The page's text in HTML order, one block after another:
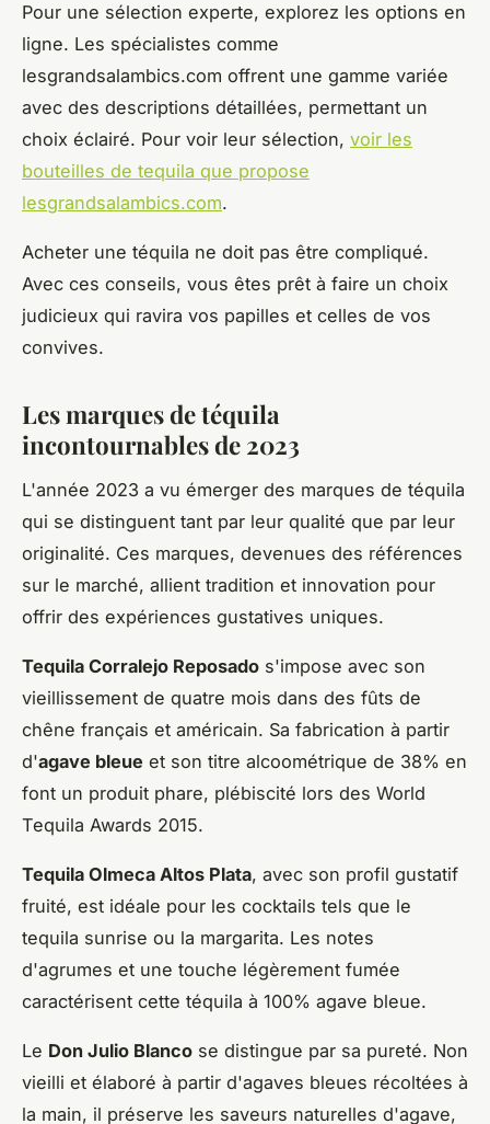
Pour une sélection experte, explorez les options en
ligne. Les spécialistes comme
lesgrandsalambics.com offrent une gamme variée
avec des descriptions détaillées, permettant un
choix éclairé. Pour voir leur sélection, voir les
bouteilles de tequila que propose
lesgrandsalambics.com.
Acheter une téquila ne doit pas être compliqué.
Avec ces conseils, vous êtes prêt à faire un choix
judicieux qui ravira vos papilles et celles de vos
convives.
Les marques de téquila
incontournables de 2023
L'année 2023 a vu émerger des marques de téquila
qui se distinguent tant par leur qualité que par leur
originalité. Ces marques, devenues des références
sur le marché, allient tradition et innovation pour
offrir des expériences gustatives uniques.
Tequila Corralejo Reposado s'impose avec son
vieillissement de quatre mois dans des fûts de
chêne français et américain. Sa fabrication à partir
d'agave bleue et son titre alcoométrique de 38% en
font un produit phare, plébiscité lors des World
Tequila Awards 2015.
Tequila Olmeca Altos Plata, avec son profil gustatif
fruité, est idéale pour les cocktails tels que le
tequila sunrise ou la margarita. Les notes
d'agrumes et une touche légèrement fumée
caractérisent cette téquila à 100% agave bleue.
Le Don Julio Blanco se distingue par sa pureté. Non
vieilli et élaboré à partir d'agaves bleues récoltées à
la main, il préserve les saveurs naturelles d'agave,